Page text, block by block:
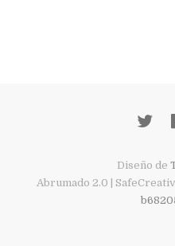
Diseño de
Abrumado 2.0 |